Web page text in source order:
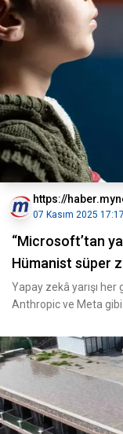
https://
07 Kasım 2025 17:17
“Microsoft’tan
Hümanist süper
Yapay zekâ yarışı her
Anthropic ve Meta